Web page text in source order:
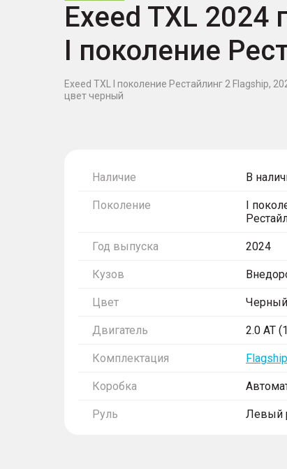
Exeed TXL 2024
I поколение
Exeed TXL I поколение Рестайлинг 2 Flagship,
цвет черный
Наличие В
Поколение
I
Год выпуска 2024
Кузов
Цвет Черный
Двигатель 2.0 AT
Комплектация Flagship
Коробка
Руль Левый